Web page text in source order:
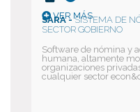
VER MÁS
SARA -SISTEMA DE
SECTOR GOBIERNO
Software de nómina y
humana, altamente
organizaciones
cualquier sector